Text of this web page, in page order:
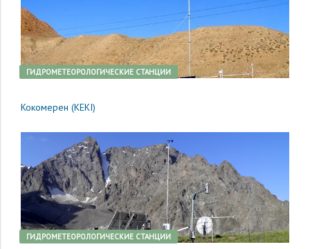
ГИДРОМЕТЕОРОЛОГИЧЕСКИЕ СТАНЦИИ
Кокомерен (KEKI)
ГИДРОМЕТЕОРОЛОГИЧЕСКИЕ СТАНЦИИ